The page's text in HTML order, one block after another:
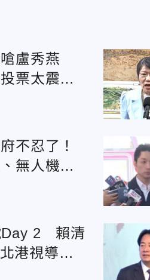
盧秀燕
票太震
不忍了！
無人機、
Day 2 賴清
港視導飛